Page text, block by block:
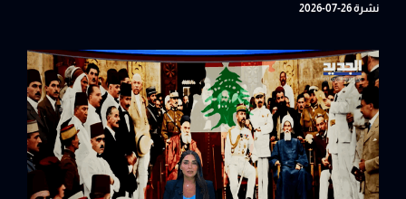
نشرة 26-07-2026